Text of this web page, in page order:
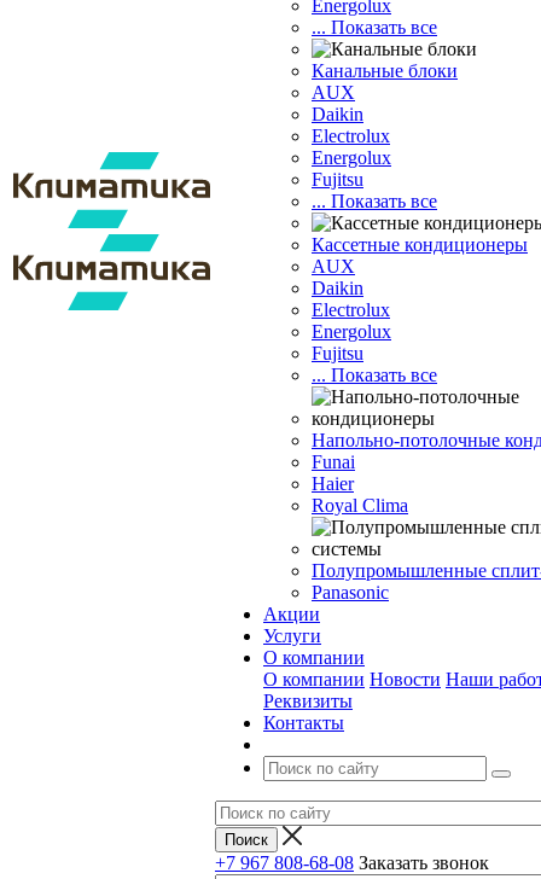
Energolux
... Показать все
Канальные блоки
AUX
Dаikin
Electrolux
Energolux
Fujitsu
... Показать все
Кассетные кондиционеры
AUX
Daikin
Electrolux
Energolux
Fujitsu
... Показать все
Напольно-потолочные
Funai
Haier
Royal Clima
Полупромышленные
Panasonic
Акции
Услуги
О компании
О компании Новости Наши
Реквизиты
Контакты
+7 967 808-68-08 Заказать звонок